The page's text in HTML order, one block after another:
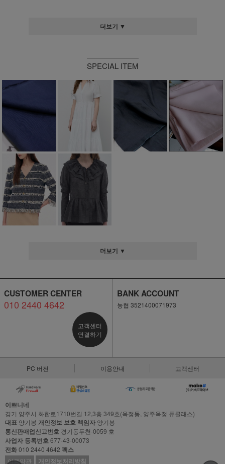
더보기 ▼
SPECIAL ITEM
더보기 ▼
CUSTOMER CENTER
010 2440 4642
고객센터
연결하기
BANK ACCOUNT
농협 3521400071973
PC 버전 이용안내 고객센터
이쁘니네
경기 양주시 화합로1710번길 12,3층 349호(옥정동, 양주옥정 듀클래스)
대표 양기봉 개인정보 보호 책임자 양기봉
통신판매업신고번호 경기동두천-0059 호
사업자 등록번호677-43-00073
전화010 2440 4642 팩스
이용약관 개인정보처리방침